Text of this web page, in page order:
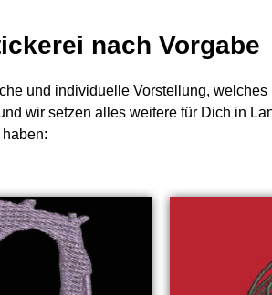
nach Vorgabe
und individuelle Vorstellung,
wir setzen alles weitere für Dich in